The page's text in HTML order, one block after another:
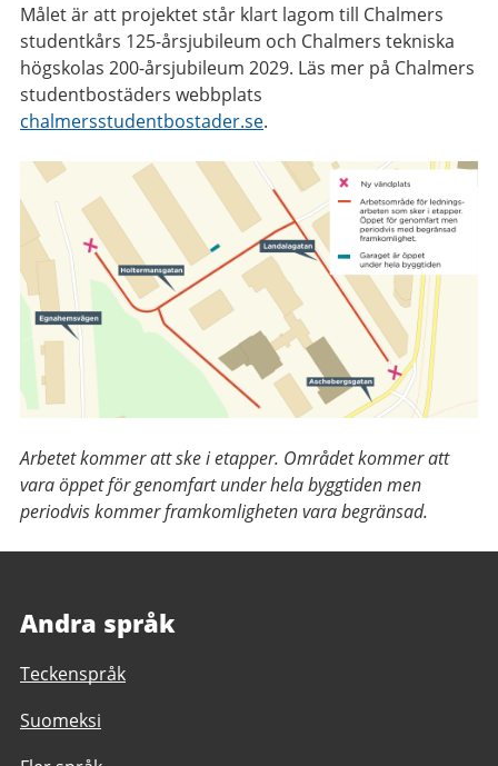
Målet är att projektet står klart lagom till Chalmers
studentkårs 125-årsjubileum och Chalmers tekniska
högskolas 200-årsjubileum 2029. Läs mer på Chalmers
studentbostäders webbplats
chalmersstudentbostader.se.
Arbetet kommer att ske i etapper. Området kommer att
vara öppet för genomfart under hela byggtiden men
periodvis kommer framkomligheten vara begränsad.
Andra språk
Teckenspråk
Suomeksi